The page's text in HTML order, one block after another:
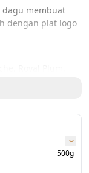
membuat
dengan plat logo
500g